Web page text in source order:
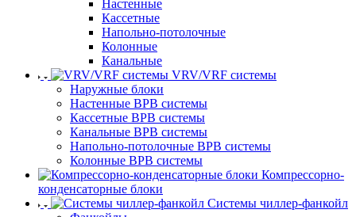
Настенные
Кассетные
Напольно-потолочные
Колонные
Канальные
VRV/VRF системы
Наружные блоки
Настенные ВРВ системы
Кассетные ВРВ системы
Канальные ВРВ системы
Напольно-потолочные ВРВ системы
Колонные ВРВ системы
Компрессорно-
конденсаторные блоки
Системы чиллер-фанкойл